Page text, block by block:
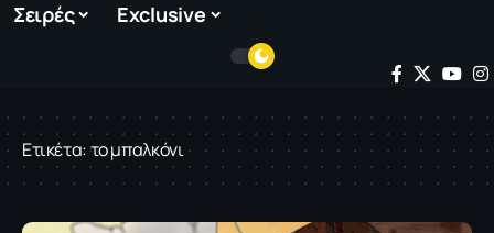
Σειρές Exclusive
Ετικέτα:το μπαλκόνι